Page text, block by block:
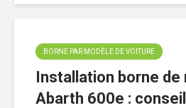
BORNE PAR MODÈLE DE VOITURE
Installation borne de
Abarth 600e :